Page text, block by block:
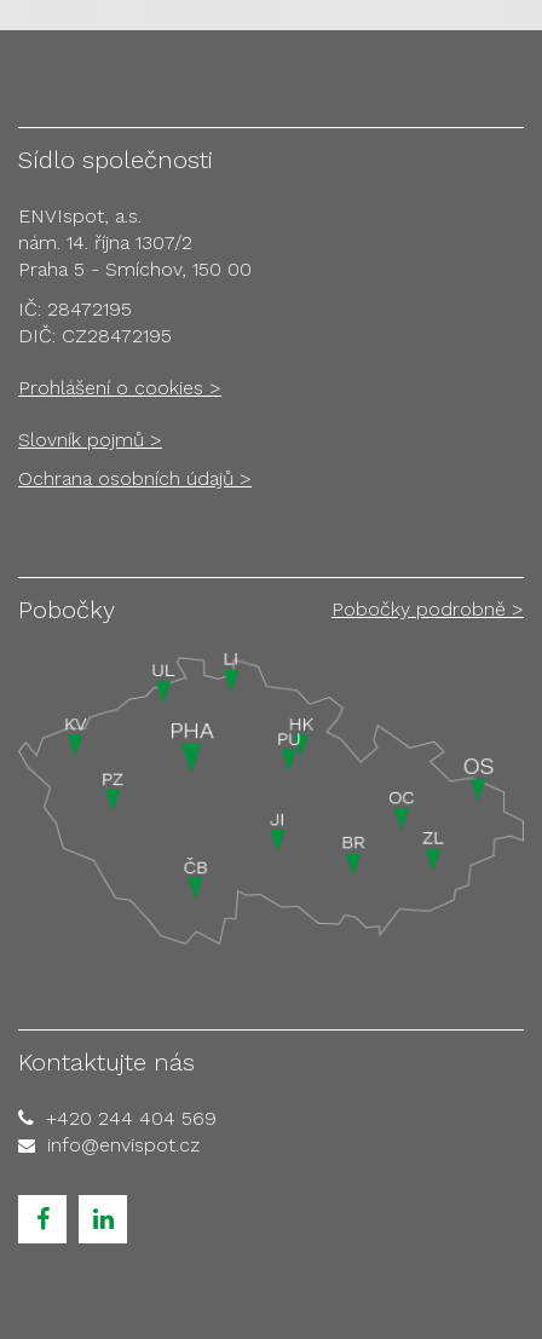
Sídlo společnosti
ENVIspot, a.s.
nám. 14. října 1307/2
Praha 5 - Smíchov, 150 00
IČ: 28472195
DIČ: CZ28472195
Prohlášení o cookies >
Slovník pojmů >
Ochrana osobních údajů >
Pobočky Pobočky podrobně >
Kontaktujte nás
+420 244 404 569
info@envispot.cz